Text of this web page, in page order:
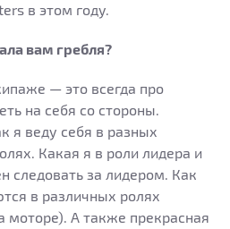
в этом году.
вам гребля?
— это всегда про
на себя со стороны.
я веду себя в разных
Какая я в роли лидера и
следовать за лидером. Как
в различных ролях
моторе). А также прекрасная